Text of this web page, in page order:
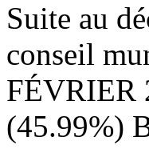
Suite au
conseil
FÉVRIER
(45.99%)